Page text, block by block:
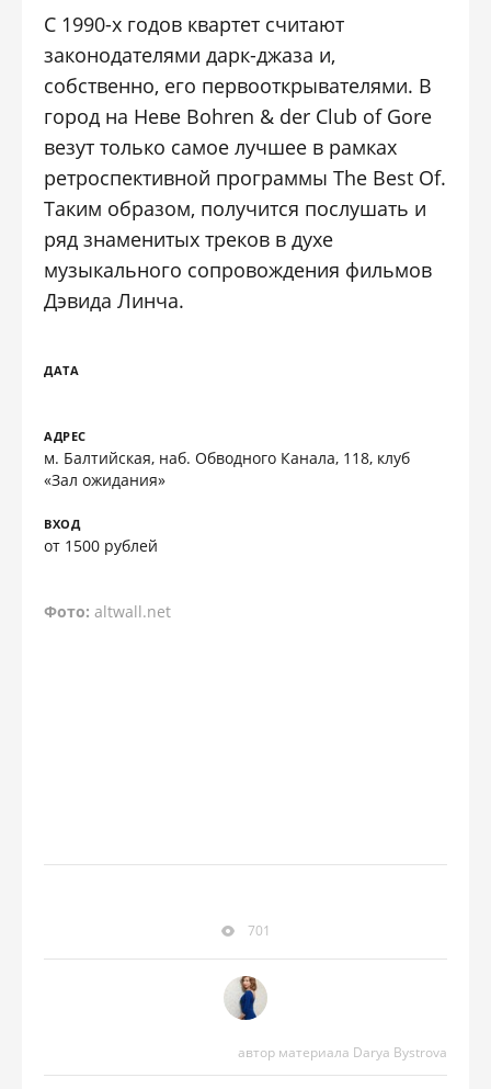
С 1990-х годов квартет считают
законодателями дарк-джаза и,
собственно, его первооткрывателями. В
город на Неве Bohren & der Club of Gore
везут только самое лучшее в рамках
ретроспективной программы The Best Of.
Таким образом, получится послушать и
ряд знаменитых треков в духе
музыкального сопровождения фильмов
Дэвида Линча.
ДАТА
АДРЕС
м. Балтийская, наб. Обводного Канала, 118, клуб
«Зал ожидания»
ВХОД
от 1500 рублей
Фото:altwall.net
701
автор материала Darya Bystrova